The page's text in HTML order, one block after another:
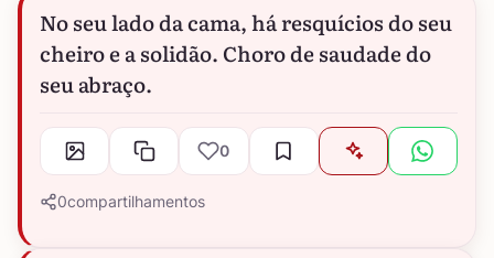
No seu lado da cama, há resquícios do seu
cheiro e a solidão. Choro de saudade do
seu abraço.
0
0compartilhamentos